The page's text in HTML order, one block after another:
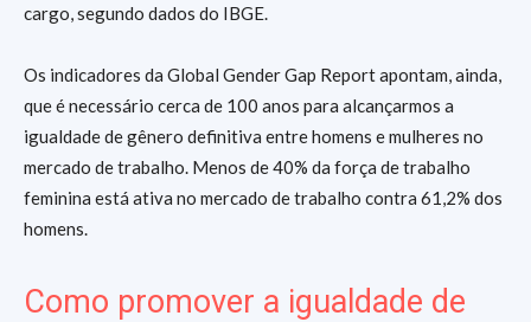
cargo, segundo dados do IBGE.
Os indicadores da Global Gender Gap Report apontam, ainda,
que é necessário cerca de 100 anos para alcançarmos a
igualdade de gênero definitiva entre homens e mulheres no
mercado de trabalho. Menos de 40% da força de trabalho
feminina está ativa no mercado de trabalho contra 61,2% dos
homens.
Como promover a igualdade de